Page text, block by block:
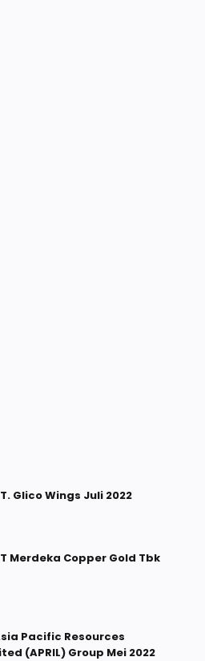
Glico Wings Juli 2022
Merdeka Copper Gold Tbk
Pacific Resources
(APRIL) Group Mei 2022